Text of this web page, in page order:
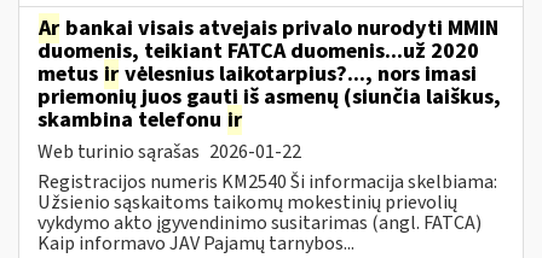
Ar bankai visais atvejais privalo nurodyti MMIN
duomenis, teikiant FATCA duomenis...už 2020
metus ir vėlesnius laikotarpius?..., nors imasi
priemonių juos gauti iš asmenų (siunčia laiškus,
skambina telefonu ir
Web turinio sąrašas 2026-01-22
Registracijos numeris KM2540 Ši informacija skelbiama:
Užsienio sąskaitoms taikomų mokestinių prievolių
vykdymo akto įgyvendinimo susitarimas (angl. FATCA)
Kaip informavo JAV Pajamų tarnybos...